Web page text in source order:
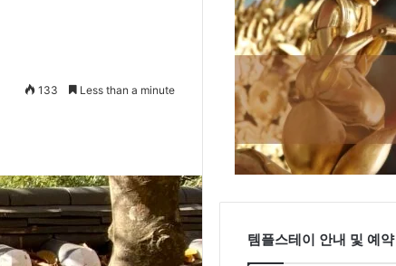
133 Less than a minute
템플스테이 안내 및 예약